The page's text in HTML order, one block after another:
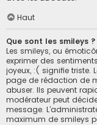
Haut
Que sont les smileys ?
Les smileys, ou
exprimer des
joyeux, :( signifie triste.
page de rédaction de
abuser. Ils peuvent
modérateur peut
message.
maximum de smileys